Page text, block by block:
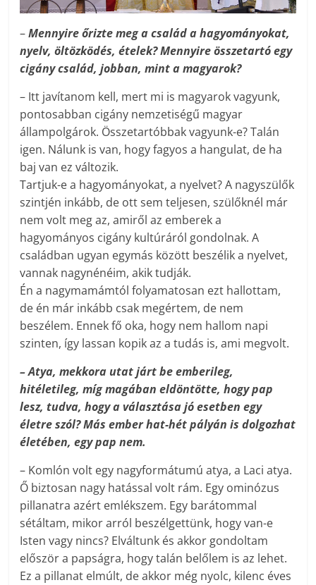
–Mennyire őrizte meg a család a hagyományokat,
nyelv, öltözködés, ételek? Mennyire összetartó egy
cigány család, jobban, mint a magyarok?
– Itt javítanom kell, mert mi is magyarok vagyunk,
pontosabban cigány nemzetiségű magyar
állampolgárok. Összetartóbbak vagyunk-e? Talán
igen. Nálunk is van, hogy fagyos a hangulat, de ha
baj van ez változik.
Tartjuk-e a hagyományokat, a nyelvet? A nagyszülők
szintjén inkább, de ott sem teljesen, szülőknél már
nem volt meg az, amiről az emberek a
hagyományos cigány kultúráról gondolnak. A
családban ugyan egymás között beszélik a nyelvet,
vannak nagynénéim, akik tudják.
Én a nagymamámtól folyamatosan ezt hallottam,
de én már inkább csak megértem, de nem
beszélem. Ennek fő oka, hogy nem hallom napi
szinten, így lassan kopik az a tudás is, ami megvolt.
– Atya, mekkora utat járt be emberileg,
hitéletileg, míg magában eldöntötte, hogy pap
lesz, tudva, hogy a választása jó esetben egy
életre szól? Más ember hat-hét pályán is dolgozhat
életében, egy pap nem.
– Komlón volt egy nagyformátumú atya, a Laci atya.
Ő biztosan nagy hatással volt rám. Egy ominózus
pillanatra azért emlékszem. Egy barátommal
sétáltam, mikor arról beszélgettünk, hogy van-e
Isten vagy nincs? Elváltunk és akkor gondoltam
először a papságra, hogy talán belőlem is az lehet.
Ez a pillanat elmúlt, de akkor még nyolc, kilenc éves